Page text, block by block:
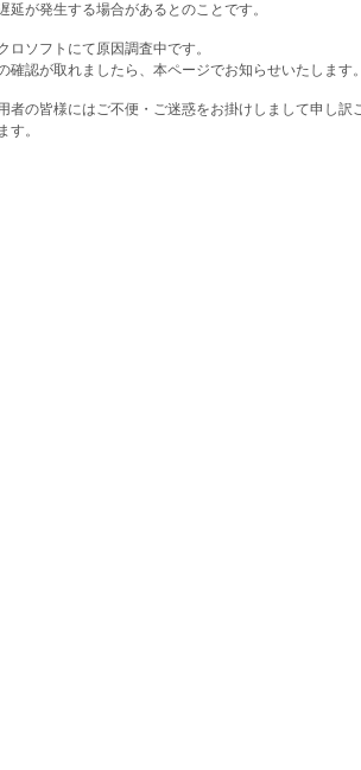
延が発生する場合があるとのことです。
ロソフトにて原因調査中です。
確認が取れましたら、本ページでお知らせいたします。
者の皆様にはご不便・ご迷惑をお掛けしまして申し
す。